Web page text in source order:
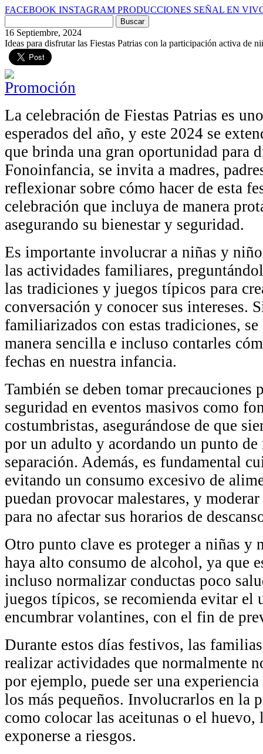
FACEBOOK INSTAGRAM PRODUCCIONES SEÑAL EN
por:
16 Septiembre, 2024
Ideas para disfrutar las Fiestas Patrias con la participación activa de
La celebración de Fiestas Patrias es
esperados del año, y este 2024 se
que brinda una gran oportunidad para
Fonoinfancia, se invita a madres,
reflexionar sobre cómo hacer de esta
celebración que incluya de manera
asegurando su bienestar y seguridad.
Es importante involucrar a niñas y
las actividades familiares,
las tradiciones y juegos típicos para
conversación y conocer sus intereses.
familiarizados con estas tradiciones,
manera sencilla e incluso contarles
fechas en nuestra infancia.
También se deben tomar precauciones
seguridad en eventos masivos como
costumbristas, asegurándose de que
por un adulto y acordando un punto de
separación. Además, es fundamental
evitando un consumo excesivo de
puedan provocar malestares, y
para no afectar sus horarios de
Otro punto clave es proteger a niñas y
haya alto consumo de alcohol, ya que
incluso normalizar conductas poco
juegos típicos, se recomienda evitar el
encumbrar volantines, con el fin de
Durante estos días festivos, las
realizar actividades que normalmente
por ejemplo, puede ser una
los más pequeños. Involucrarlos en la
como colocar las aceitunas o el
exponerse a riesgos.